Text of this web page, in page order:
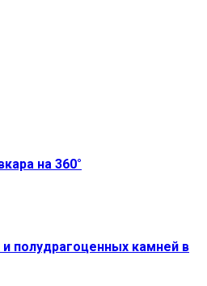
на 360°
полудрагоценных камней в